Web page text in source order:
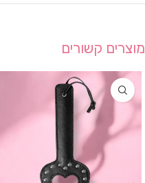
מוצרים קשורים